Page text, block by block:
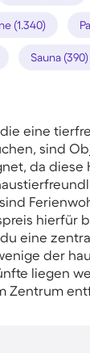
(1.340)
Sauna (390)
eine
sind
da diese
hierfür
eine
der
liegen
Zentrum